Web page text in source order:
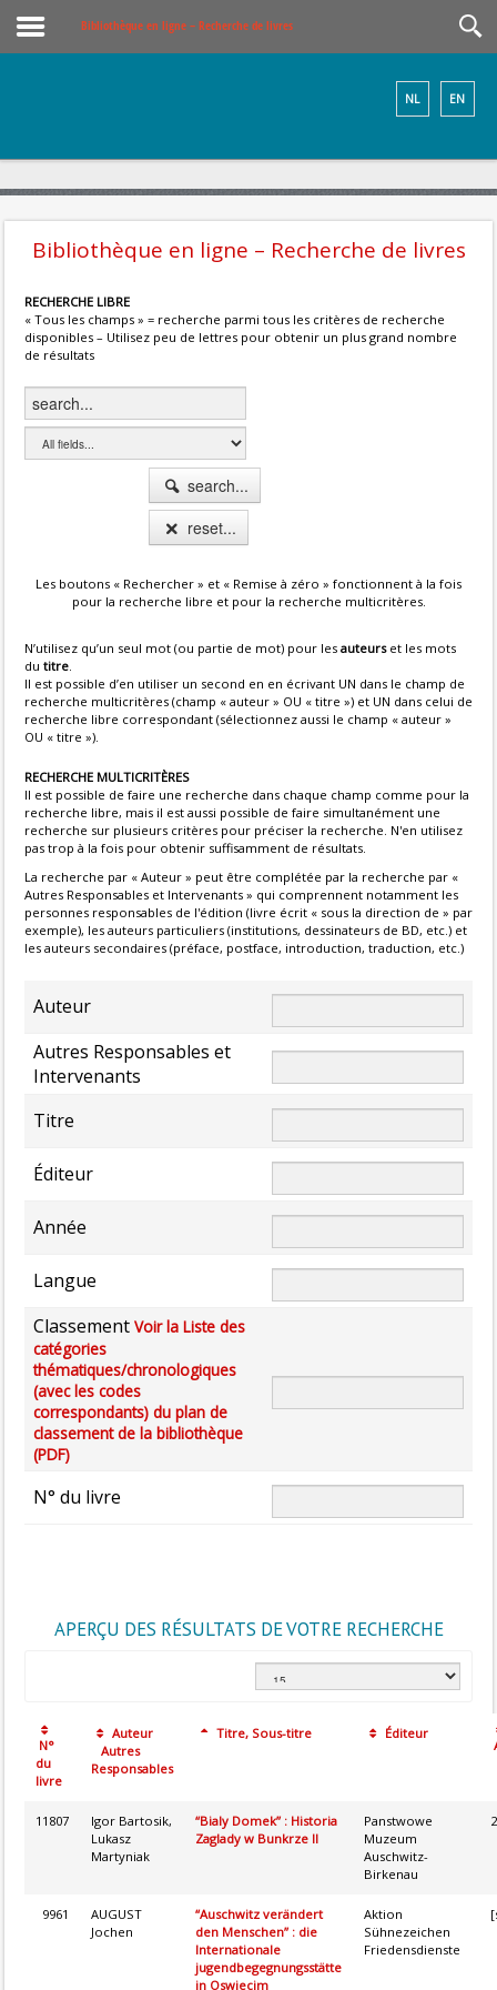
Bibliothèque en ligne – Recherche de livres
EN
NL
Bibliothèque en ligne – Recherche de livres
RECHERCHE LIBRE
« Tous les champs » = recherche parmi tous les critères de recherche
disponibles – Utilisez peu de lettres pour obtenir un plus grand nombre
de résultats
search...
reset...
Les boutons « Rechercher » et « Remise à zéro » fonctionnent à la fois
pour la recherche libre et pour la recherche multicritères.
N’utilisez qu’un seul mot (ou partie de mot) pour les auteurset les mots
du titre
Il est possible d’en utiliser un second en en écrivant UN dans le champ de
recherche multicritères (champ « auteur » OU « titre ») et UN dans celui de
recherche libre correspondant (sélectionnez aussi le champ « auteur »
OU « titre »).
RECHERCHE MULTICRITÈRES
Il est possible de faire une recherche dans chaque champ comme pour la
recherche libre, mais il est aussi possible de faire simultanément une
recherche sur plusieurs critères pour préciser la recherche. N'en utilisez
pas trop à la fois pour obtenir suffisamment de résultats.
La recherche par « Auteur » peut être complétée par la recherche par «
Autres Responsables et Intervenants » qui comprennent notamment les
personnes responsables de l'édition (livre écrit « sous la direction de » par
exemple), les auteurs particuliers (institutions, dessinateurs de BD, etc.) et
les auteurs secondaires (préface, postface, introduction, traduction, etc.)
Auteur
Autres Responsables et
Intervenants
Titre
Éditeur
Année
Langue
Classement Voir la Liste des
catégories
thématiques/chronologiques
(avec les codes
correspondants) du plan de
classement de la bibliothèque
(PDF)
N° du livre
APERÇU DES RÉSULTATS DE VOTRE RECHERCHE
N°
du
livre
Auteur
Autres
Responsables
Titre, Sous-titre Éditeur
11807
Igor Bartosik,
Lukasz
Martyniak
“Bialy Domek” : Historia
Zaglady w Bunkrze II
Panstwowe
Muzeum
Auschwitz-
Birkenau
9961
AUGUST
Jochen
“Auschwitz verändert
den Menschen” : die
Internationale
jugendbegegnungsstätte
in Oswiecim
Aktion
Sühnezeichen
Friedensdienste